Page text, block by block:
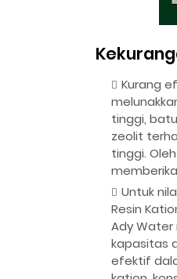
Kurang
tinggi,
zeolit
tinggi.
Untuk
Resin
Ady Water
kapasitas
efektif